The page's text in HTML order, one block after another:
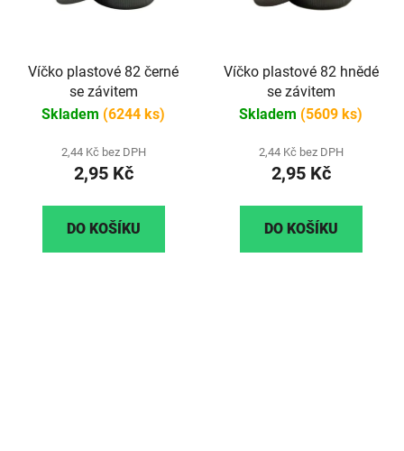
Víčko plastové 82 černé
se závitem
Skladem (6244 ks)
2,44 Kč bez DPH
2,95 Kč
DO KOŠÍKU
Víčko plastové 82 hnědé
se závitem
Skladem (5609 ks)
2,44 Kč bez DPH
2,95 Kč
DO KOŠÍKU